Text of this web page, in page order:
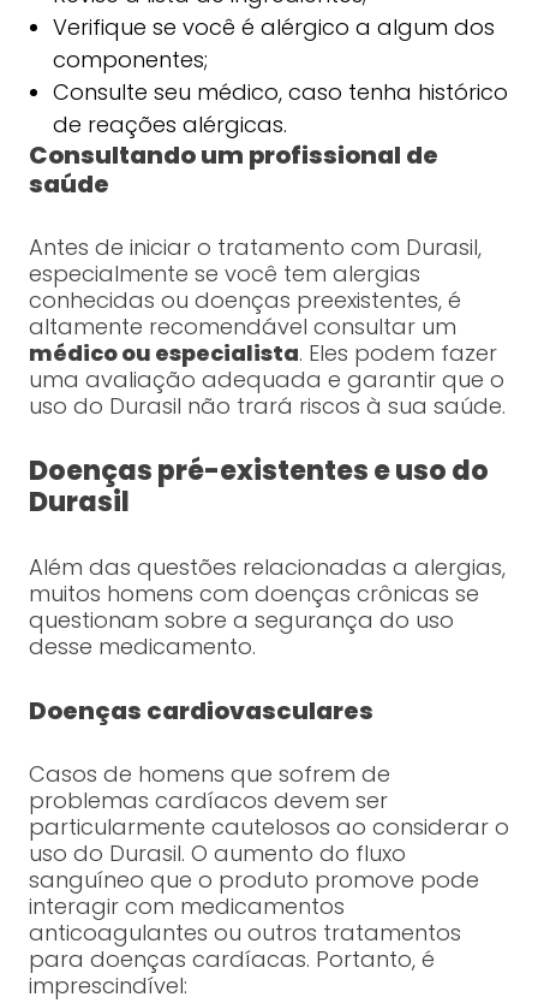
Verifique se você é alérgico a algum dos
componentes;
Consulte seu médico, caso tenha histórico
de reações alérgicas.
Consultando um profissional de
saúde
Antes de iniciar o tratamento com Durasil,
especialmente se você tem alergias
conhecidas ou doenças preexistentes, é
altamente recomendável consultar um
médico ou especialista. Eles podem fazer
uma avaliação adequada e garantir que o
uso do Durasil não trará riscos à sua saúde.
Doenças pré-existentes e uso do
Durasil
Além das questões relacionadas a alergias,
muitos homens com doenças crônicas se
questionam sobre a segurança do uso
desse medicamento.
Doenças cardiovasculares
Casos de homens que sofrem de
problemas cardíacos devem ser
particularmente cautelosos ao considerar o
uso do Durasil. O aumento do fluxo
sanguíneo que o produto promove pode
interagir com medicamentos
anticoagulantes ou outros tratamentos
para doenças cardíacas. Portanto, é
imprescindível: